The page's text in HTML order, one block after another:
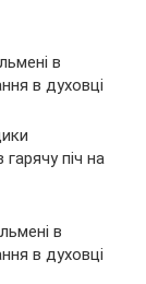
піч на